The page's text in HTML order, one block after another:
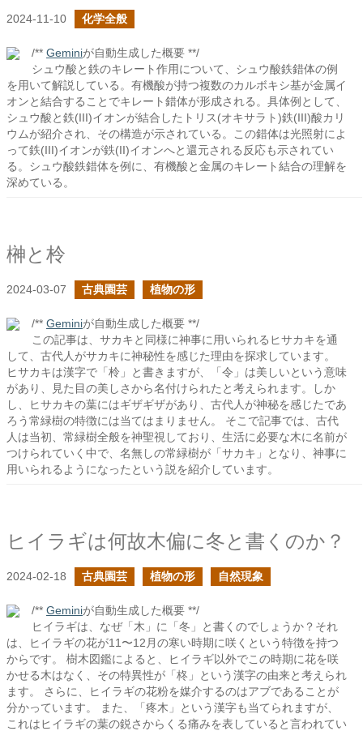
2024-11-10 化学全般
/** Geminiが自動生成した概要 **/
シュウ酸と鉄のキレート作用について、シュウ酸鉄錯体の例
を用いて解説している。有機酸が持つ複数のカルボキシ基が金属イ
オンと結合することでキレート錯体が形成される。具体例として、
シュウ酸と鉄(III)イオンが結合したトリス(オキサラト)鉄(III)酸カリ
ウムが紹介され、その構造が示されている。この錯体は光照射によ
って鉄(III)イオンが鉄(II)イオンへと還元される反応も示されてい
る。シュウ酸鉄錯体を例に、有機酸と金属のキレート結合の理解を
深めている。
榊と柃
2024-03-07 古典園芸 植物の形
/** Geminiが自動生成した概要 **/
この記事は、サカキと同様に神事に用いられるヒサカキを通
して、古代人がサカキに神秘性を感じた理由を探求しています。
ヒサカキは漢字で「柃」と書きますが、「令」は美しいという意味
があり、見た目の美しさから名付けられたと考えられます。しか
し、ヒサカキの葉にはギザギザがあり、古代人が神秘を感じたであ
ろう常緑樹の特徴には当てはまりません。 そこで記事では、古代
人は当初、常緑樹全般を神聖視しており、生活に必要な木に名前が
つけられていく中で、名無しの常緑樹が「サカキ」となり、神事に
用いられるようになったという説を紹介しています。
ヒイラギは何故木偏に冬と書くのか？
2024-02-18 古典園芸 植物の形 自然現象
/** Geminiが自動生成した概要 **/
ヒイラギは、なぜ「木」に「冬」と書くのでしょうか？それ
は、ヒイラギの花が11〜12月の寒い時期に咲くという特徴を持つ
からです。 樹木図鑑によると、ヒイラギ以外でこの時期に花を咲
かせる木はなく、その特異性が「柊」という漢字の由来と考えられ
ます。 さらに、ヒイラギの花粉を媒介するのはアブであることが
分かっています。 また、「疼木」という漢字も当てられますが、
これはヒイラギの葉の鋭さからくる痛みを表していると言われてい